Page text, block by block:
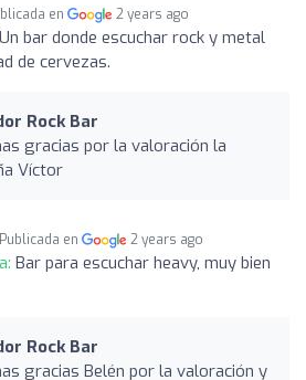
en 2 years ago
Un bar donde escuchar rock y metal
de cervezas.
Rock Bar
gracias por la valoración la
Víctor
Publicada en 2 years ago
Bar para escuchar heavy, muy bien
Rock Bar
gracias Belén por la valoración y